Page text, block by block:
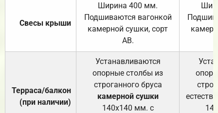
Свесы крыши
Ширина 400 мм.
Подшиваются вагонкой
камерной сушки, сорт
АВ.
Терраса/балкон
(при наличии)
Устанавливаются
опорные столбы из
строганного бруса
камерной сушки
140х140 мм. с